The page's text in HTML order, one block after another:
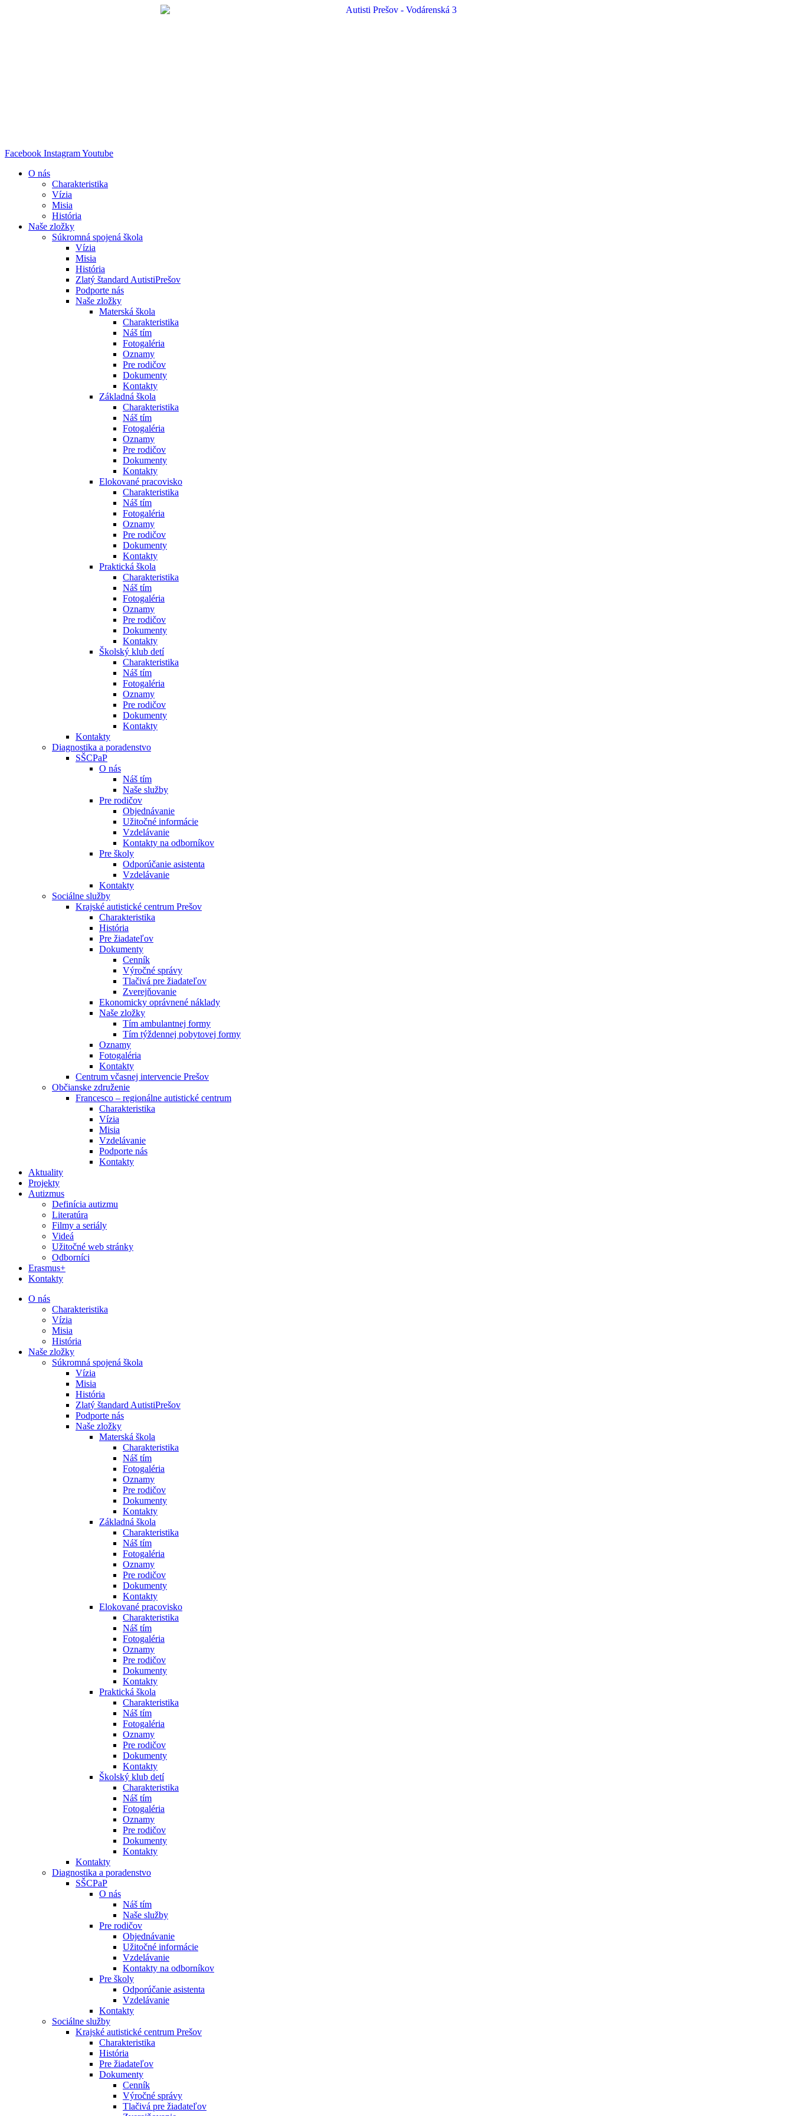
Facebook InstagramYoutube
O nás
Charakteristika
Vízia
Misia
História
Naše zložky
Súkromná spojená škola
Vízia
Misia
História
Zlatý štandard AutistiPrešov
Podporte nás
Naše zložky
Materská škola
Charakteristika
Náš tím
Fotogaléria
Oznamy
Pre rodičov
Dokumenty
Kontakty
Základná škola
Charakteristika
Náš tím
Fotogaléria
Oznamy
Pre rodičov
Dokumenty
Kontakty
Elokované pracovisko
Charakteristika
Náš tím
Fotogaléria
Oznamy
Pre rodičov
Dokumenty
Kontakty
Praktická škola
Charakteristika
Náš tím
Fotogaléria
Oznamy
Pre rodičov
Dokumenty
Kontakty
Školský klub detí
Charakteristika
Náš tím
Fotogaléria
Oznamy
Pre rodičov
Dokumenty
Kontakty
Kontakty
Diagnostika a poradenstvo
SŠCPaP
O nás
Náš tím
Naše služby
Pre rodičov
Objednávanie
Užitočné informácie
Vzdelávanie
Kontakty na odborníkov
Pre školy
Odporúčanie asistenta
Vzdelávanie
Kontakty
Sociálne služby
Krajské autistické centrum Prešov
Charakteristika
História
Pre žiadateľov
Dokumenty
Cenník
Výročné správy
Tlačivá pre žiadateľov
Zverejňovanie
Ekonomicky oprávnené náklady
Naše zložky
Tím ambulantnej formy
Tím týždennej pobytovej formy
Oznamy
Fotogaléria
Kontakty
Centrum včasnej intervencie Prešov
Občianske združenie
Francesco – regionálne autistické centrum
Charakteristika
Vízia
Misia
Vzdelávanie
Podporte nás
Kontakty
Aktuality
Projekty
Autizmus
Definícia autizmu
Literatúra
Filmy a seriály
Videá
Užitočné web stránky
Odborníci
Erasmus+
Kontakty
O nás
Charakteristika
Vízia
Misia
História
Naše zložky
Súkromná spojená škola
Vízia
Misia
História
Zlatý štandard AutistiPrešov
Podporte nás
Naše zložky
Materská škola
Charakteristika
Náš tím
Fotogaléria
Oznamy
Pre rodičov
Dokumenty
Kontakty
Základná škola
Charakteristika
Náš tím
Fotogaléria
Oznamy
Pre rodičov
Dokumenty
Kontakty
Elokované pracovisko
Charakteristika
Náš tím
Fotogaléria
Oznamy
Pre rodičov
Dokumenty
Kontakty
Praktická škola
Charakteristika
Náš tím
Fotogaléria
Oznamy
Pre rodičov
Dokumenty
Kontakty
Školský klub detí
Charakteristika
Náš tím
Fotogaléria
Oznamy
Pre rodičov
Dokumenty
Kontakty
Kontakty
Diagnostika a poradenstvo
SŠCPaP
O nás
Náš tím
Naše služby
Pre rodičov
Objednávanie
Užitočné informácie
Vzdelávanie
Kontakty na odborníkov
Pre školy
Odporúčanie asistenta
Vzdelávanie
Kontakty
Sociálne služby
Krajské autistické centrum Prešov
Charakteristika
História
Pre žiadateľov
Dokumenty
Cenník
Výročné správy
Tlačivá pre žiadateľov